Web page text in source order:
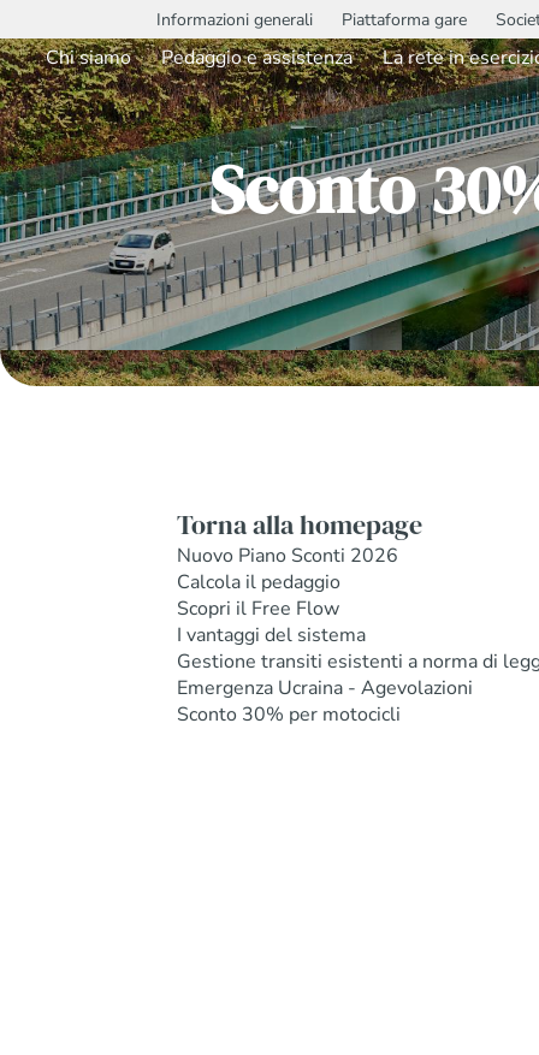
Informazioni generali Piattaforma gare
Chi siamo Pedaggio e assistenza La rete in
Sconto
Torna alla homepage
Nuovo Piano Sconti 2026
Calcola il pedaggio
Scopri il Free Flow
I vantaggi del sistema
Gestione transiti esistenti a norma di
Emergenza Ucraina - Agevolazioni
Sconto 30% per motocicli